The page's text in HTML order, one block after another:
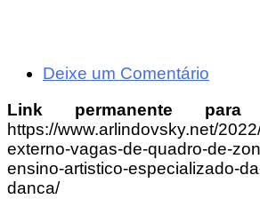
Deixe um Comentário
Link permanente
https://www.arlindovsky.net/
externo-vagas-de-quadro-de-
ensino-artistico-especializado-
danca/